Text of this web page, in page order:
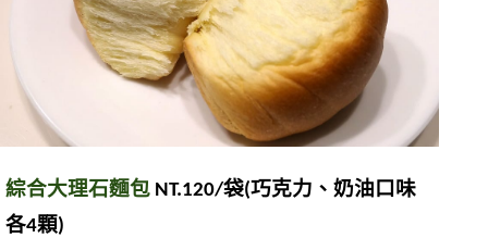
綜合大理石麵包 NT.120/袋(巧克力、奶油口味
各4顆)